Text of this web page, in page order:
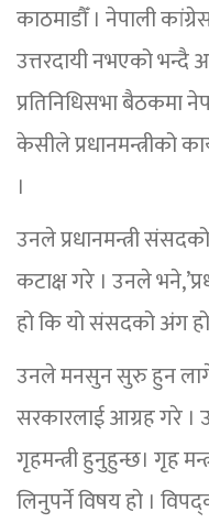
काठमाडौँ । नेपाली
उत्तरदायी नभएको भन्दै
प्रतिनिधिसभा बैठकमा
केसीले प्रधानमन्त्रीको
।
उनले प्रधानमन्त्री
कटाक्ष गरे । उनले
हो कि यो संसदको अंग हो
उनले मनसुन सुरु हुन
सरकारलाई आग्रह गरे ।
गृहमन्त्री हुनुहुन्छ। गृह
लिनुपर्ने विषय हो ।